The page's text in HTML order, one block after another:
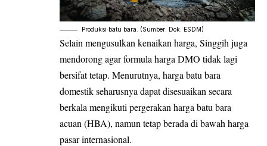
Produksi batu bara. (Sumber: Dok. ESDM)
Selain mengusulkan kenaikan harga, Singgih juga
mendorong agar formula harga DMO tidak lagi
bersifat tetap. Menurutnya, harga batu bara
domestik seharusnya dapat disesuaikan secara
berkala mengikuti pergerakan harga batu bara
acuan (HBA), namun tetap berada di bawah harga
pasar internasional.